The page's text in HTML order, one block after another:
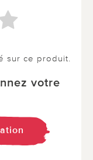
sur ce produit.
votre